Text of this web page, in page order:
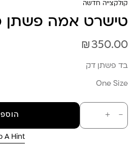
קולקצייה חדשה
טישרט אמה פשתן
₪350.00
בד פשתן דק
One Size
－
כמות
של
טישרט
＋
A Hint